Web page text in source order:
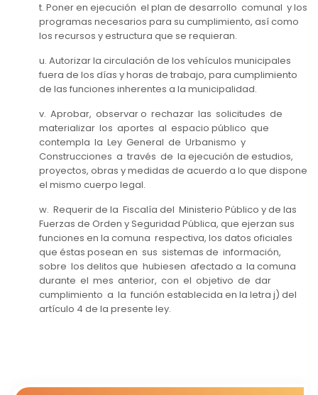
t. Poner en ejecución el plan de desarrollo comunal y los
programas necesarios para su cumplimiento, así como
los recursos y estructura que se requieran.
u. Autorizar la circulación de los vehículos municipales
fuera de los días y horas de trabajo, para cumplimiento
de las funciones inherentes a la municipalidad.
v. Aprobar, observar o rechazar las solicitudes de
materializar los aportes al espacio público que
contempla la Ley General de Urbanismo y
Construcciones a través de la ejecución de estudios,
proyectos, obras y medidas de acuerdo a lo que dispone
el mismo cuerpo legal.
w. Requerir de la Fiscalía del Ministerio Público y de las
Fuerzas de Orden y Seguridad Pública, que ejerzan sus
funciones en la comuna respectiva, los datos oficiales
que éstas posean en sus sistemas de información,
sobre los delitos que hubiesen afectado a la comuna
durante el mes anterior, con el objetivo de dar
cumplimiento a la función establecida en la letra j) del
artículo 4 de la presente ley.